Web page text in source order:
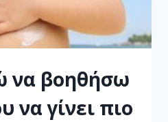
να βοηθήσω
να γίνει πιο